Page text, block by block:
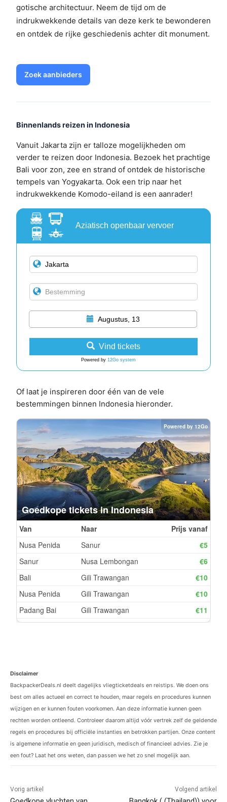
gotische architectuur. Neem de tijd om de
indrukwekkende details van deze kerk te bewonderen
en ontdek de rijke geschiedenis achter dit monument.
Zoek aanbieders
Binnenlands reizen in Indonesia
Vanuit Jakarta zijn er talloze mogelijkheden om
verder te reizen door Indonesia. Bezoek het prachtige
Bali voor zon, zee en strand of ontdek de historische
tempels van Yogyakarta. Ook een trip naar het
indrukwekkende Komodo-eiland is een aanrader!
Aziatisch openbaar vervoer
Augustus, 13
Vind tickets
Powered by 12Go system
Of laat je inspireren door één van de vele
bestemmingen binnen Indonesia hieronder.
Disclaimer
BackpackerDeals.nl deelt dagelijks vliegticketdeals en reistips. We doen ons
best om alles actueel en correct te houden, maar regels en procedures kunnen
wijzigen en er kunnen fouten voorkomen. Aan deze informatie kunnen geen
rechten worden ontleend. Controleer daarom altijd vóór vertrek zelf de geldende
regels en procedures bij officiële instanties en betrokken partijen. Onze content
is algemene informatie en geen juridisch, medisch of financieel advies. Zie je
een fout? Laat het ons weten, dan passen we het zo snel mogelijk aan.
Vorig artikel Volgend artikel